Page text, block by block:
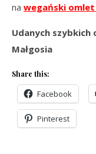
na wegański
Udanych szybkich
Małgosia
Share this:
Facebook
Pinterest